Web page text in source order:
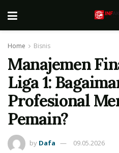
Home Bisnis
Manajemen
Liga 1:
Profesional
Pemain?
by Dafa 09.05.2026